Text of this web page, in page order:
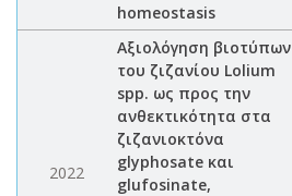
homeostasis
2022
Αξιολόγηση βιοτύπων
του ζιζανίου Lolium
spp. ως προς την
ανθεκτικότητα στα
ζιζανιοκτόνα
glyphosate και
glufosinate,